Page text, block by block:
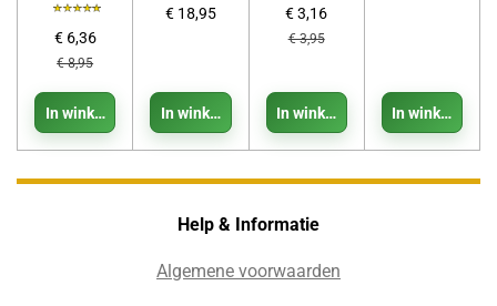
€ 6,36
€ 8,95
In winkelwagen
€ 18,95
In winkelwagen
€ 3,16
€ 3,95
In winkelwagen In
Help & Informatie
Algemene voorwaarden